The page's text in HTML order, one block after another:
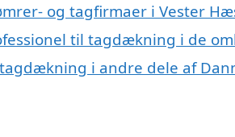
og tagfirmaer i Vester
til tagdækning i de
i andre dele af